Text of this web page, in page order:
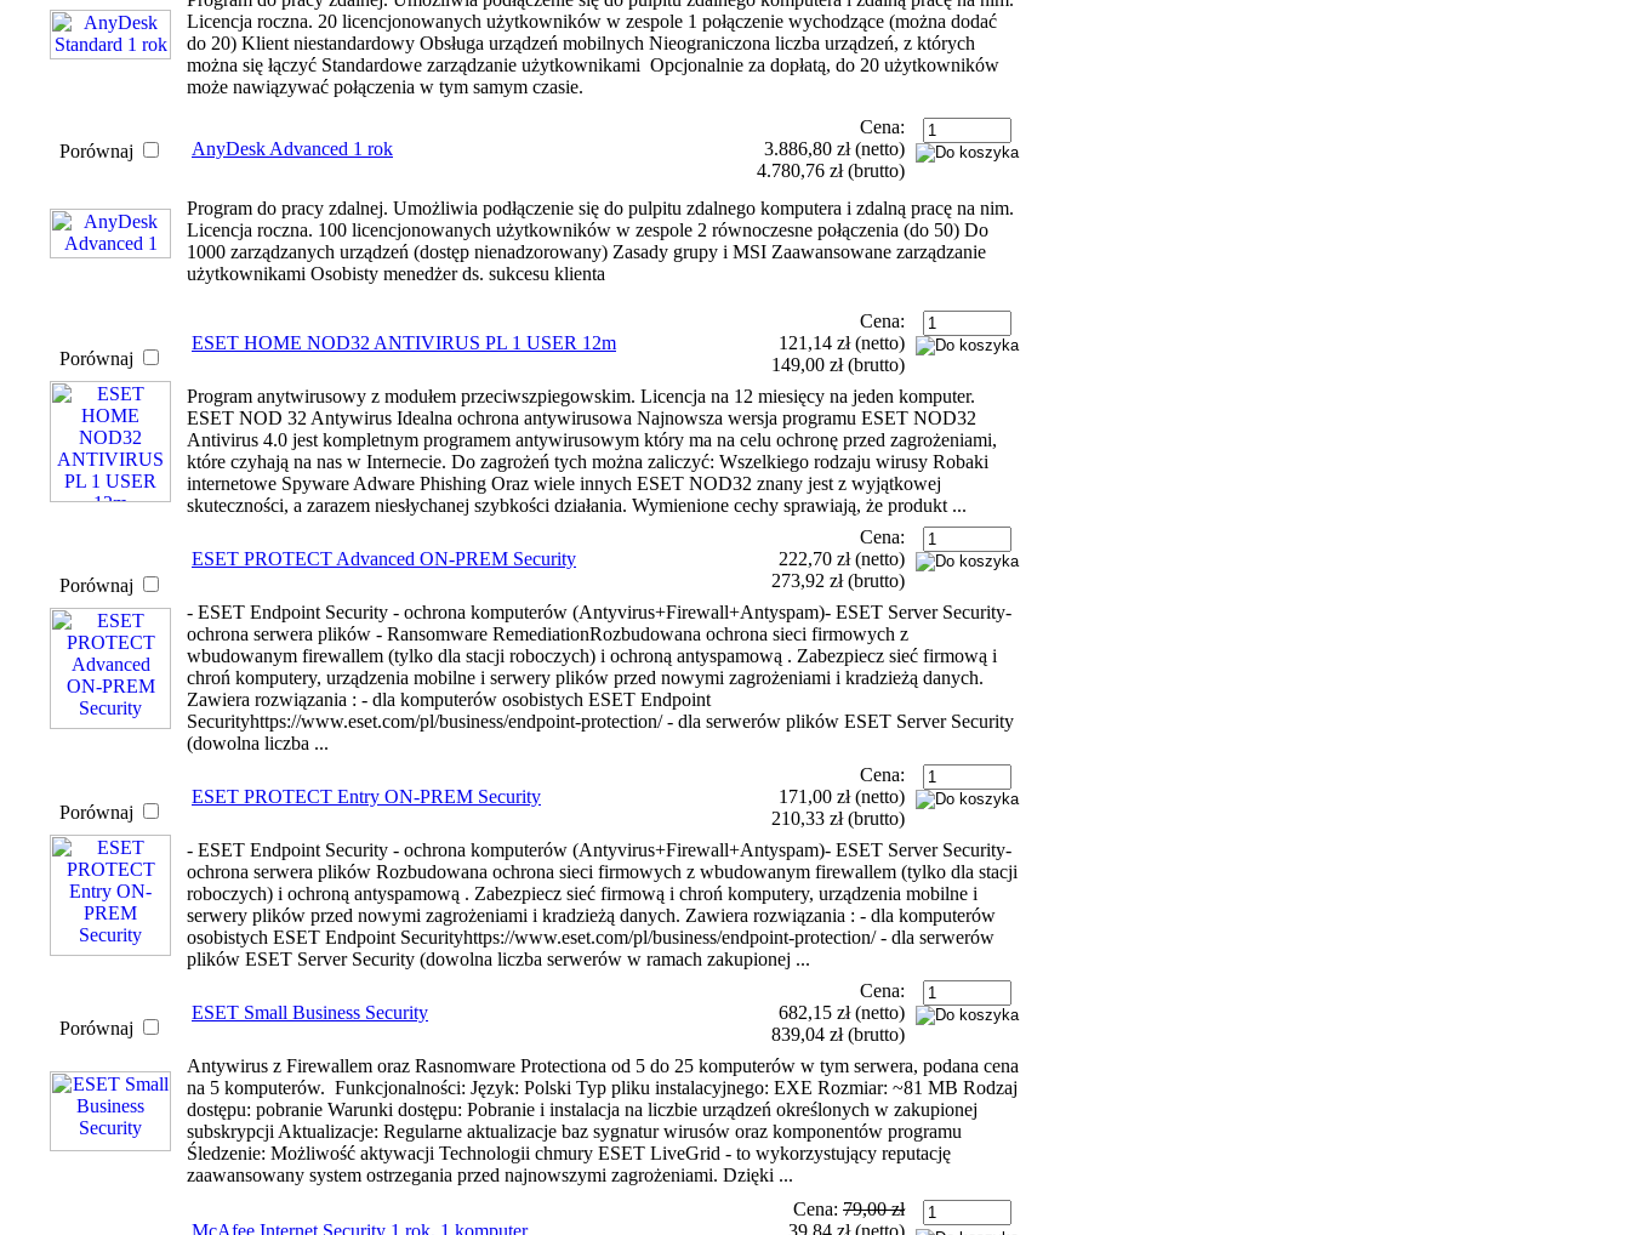
Licencja roczna. 20 licencjonowanych użytkowników w zespole 1 połączenie wychodzące (można dodać
do 20) Klient niestandardowy Obsługa urządzeń mobilnych Nieograniczona liczba urządzeń, z których
można się łączyć Standardowe zarządzanie użytkownikami Opcjonalnie za dopłatą, do 20 użytkowników
może nawiązywać połączenia w tym samym czasie.
Porównaj AnyDesk Advanced 1 rok
Cena:
3.886,80 zł(netto)
4.780,76 zł(brutto)
Program do pracy zdalnej. Umożliwia podłączenie się do pulpitu zdalnego komputera i zdalną pracę na nim.
Licencja roczna. 100 licencjonowanych użytkowników w zespole 2 równoczesne połączenia (do 50) Do
1000 zarządzanych urządzeń (dostęp nienadzorowany) Zasady grupy i MSI Zaawansowane zarządzanie
użytkownikami Osobisty menedżer ds. sukcesu klienta
Porównaj
ESET HOME NOD32 ANTIVIRUS PL 1 USER 12m
Cena:
121,14 zł(netto)
149,00 zł(brutto)
Program anytwirusowy z modułem przeciwszpiegowskim. Licencja na 12 miesięcy na jeden komputer.
ESET NOD 32 Antywirus Idealna ochrona antywirusowa Najnowsza wersja programu ESET NOD32
Antivirus 4.0 jest kompletnym programem antywirusowym który ma na celu ochronę przed zagrożeniami,
które czyhają na nas w Internecie. Do zagrożeń tych można zaliczyć: Wszelkiego rodzaju wirusy Robaki
internetowe Spyware Adware Phishing Oraz wiele innych ESET NOD32 znany jest z wyjątkowej
skuteczności, a zarazem niesłychanej szybkości działania. Wymienione cechy sprawiają, że produkt ...
Porównaj
ESET PROTECT Advanced ON-PREM Security
Cena:
222,70 zł(netto)
273,92 zł(brutto)
- ESET Endpoint Security - ochrona komputerów (Antyvirus+Firewall+Antyspam)- ESET Server Security-
ochrona serwera plików - Ransomware RemediationRozbudowana ochrona sieci firmowych z
wbudowanym firewallem (tylko dla stacji roboczych) i ochroną antyspamową . Zabezpiecz sieć firmową i
chroń komputery, urządzenia mobilne i serwery plików przed nowymi zagrożeniami i kradzieżą danych.
Zawiera rozwiązania : - dla komputerów osobistych ESET Endpoint
Securityhttps://www.eset.com/pl/business/endpoint-protection/ - dla serwerów plików ESET Server Security
(dowolna liczba ...
Porównaj
ESET PROTECT Entry ON-PREM Security
Cena:
171,00 zł(netto)
210,33 zł(brutto)
- ESET Endpoint Security - ochrona komputerów (Antyvirus+Firewall+Antyspam)- ESET Server Security-
ochrona serwera plików Rozbudowana ochrona sieci firmowych z wbudowanym firewallem (tylko dla stacji
roboczych) i ochroną antyspamową . Zabezpiecz sieć firmową i chroń komputery, urządzenia mobilne i
serwery plików przed nowymi zagrożeniami i kradzieżą danych. Zawiera rozwiązania : - dla komputerów
osobistych ESET Endpoint Securityhttps://www.eset.com/pl/business/endpoint-protection/ - dla serwerów
plików ESET Server Security (dowolna liczba serwerów w ramach zakupionej ...
Porównaj
ESET Small Business Security
Cena:
682,15 zł(netto)
839,04 zł(brutto)
Antywirus z Firewallem oraz Rasnomware Protectiona od 5 do 25 komputerów w tym serwera, podana cena
na 5 komputerów. Funkcjonalności: Język: Polski Typ pliku instalacyjnego: EXE Rozmiar: ~81 MB Rodzaj
dostępu: pobranie Warunki dostępu: Pobranie i instalacja na liczbie urządzeń określonych w zakupionej
subskrypcji Aktualizacje: Regularne aktualizacje baz sygnatur wirusów oraz komponentów programu
Śledzenie: Możliwość aktywacji Technologii chmury ESET LiveGrid - to wykorzystujący reputację
zaawansowany system ostrzegania przed najnowszymi zagrożeniami. Dzięki ...
McAfee Internet Security 1 rok, 1 komputer
Cena: 79,00 zł
39,84 zł(netto)